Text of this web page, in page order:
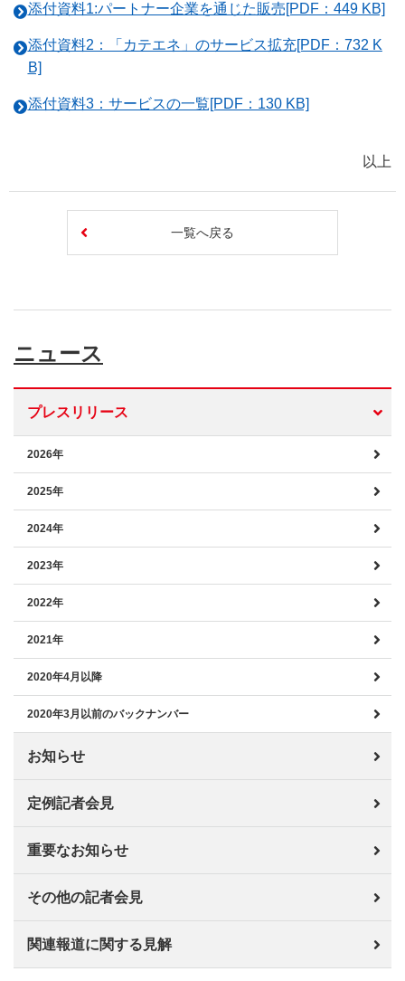
添付資料1:パートナー企業を通じた販売[PDF：449 KB]
添付資料2：「カテエネ」のサービス拡充[PDF：732 K
B]
添付資料3：サービスの一覧[PDF：130 KB]
以上
一覧へ戻る
ニュース
プレスリリース
2026年
2025年
2024年
2023年
2022年
2021年
2020年4月以降
2020年3月以前のバックナンバー
お知らせ
定例記者会見
重要なお知らせ
その他の記者会見
関連報道に関する見解